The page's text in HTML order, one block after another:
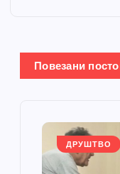
Повезани
ДРУШТВО